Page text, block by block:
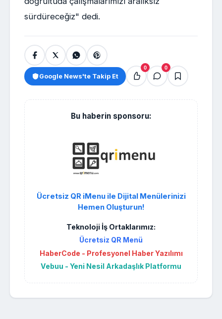
sürdüreceğiz" dedi.
Google News'te Takip Et
0 0
Bu haberin sponsoru:
Ücretsiz QR iMenu ile Dijital Menülerinizi
Hemen Oluşturun!
Teknoloji İş Ortaklarımız:
Ücretsiz QR Menü
HaberCode - Profesyonel Haber Yazılımı
Vebuu - Yeni Nesil Arkadaşlık Platformu